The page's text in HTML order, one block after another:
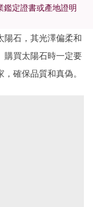
鑑定證書或產地證明
陽石，其光澤偏柔和
購買太陽石時一定要
確保品質和真偽。